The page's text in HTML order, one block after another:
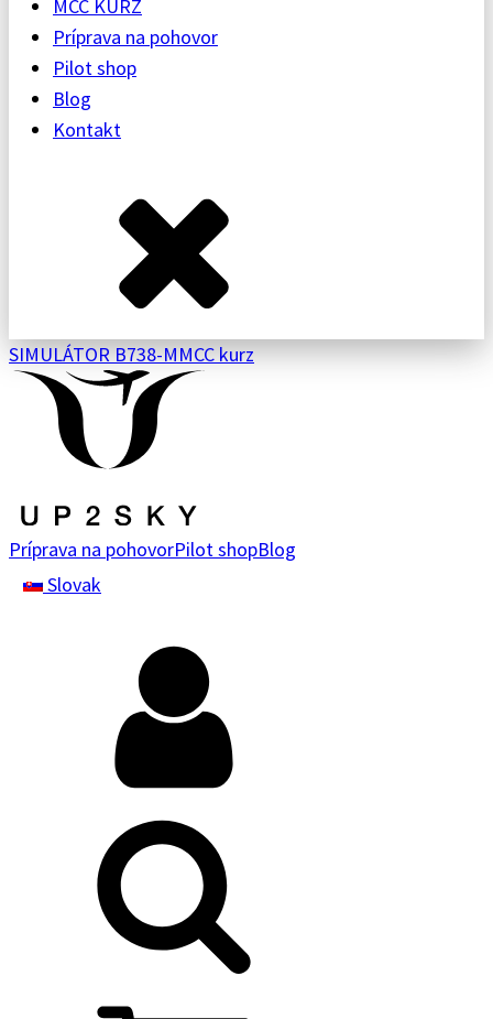
MCC KURZ
Príprava na pohovor
Pilot shop
Blog
Kontakt
SIMULÁTOR B738-MMCC kurz
Príprava na pohovorPilot shopBlog
Slovak